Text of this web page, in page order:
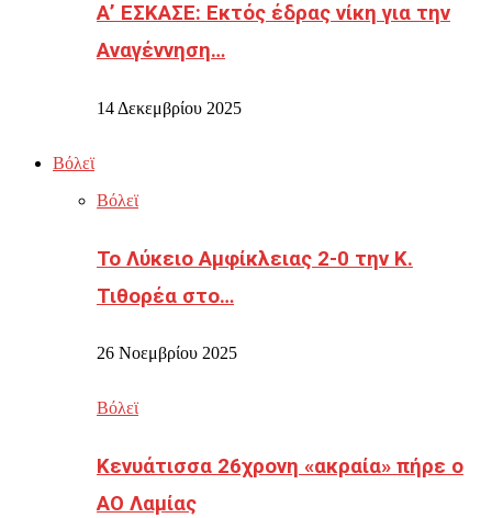
Α’ ΕΣΚΑΣΕ: Εκτός έδρας νίκη για την
Αναγέννηση…
14 Δεκεμβρίου 2025
Βόλεϊ
Βόλεϊ
Το Λύκειο Αμφίκλειας 2-0 την Κ.
Τιθορέα στο…
26 Νοεμβρίου 2025
Βόλεϊ
Κενυάτισσα 26χρονη «ακραία» πήρε ο
ΑΟ Λαμίας